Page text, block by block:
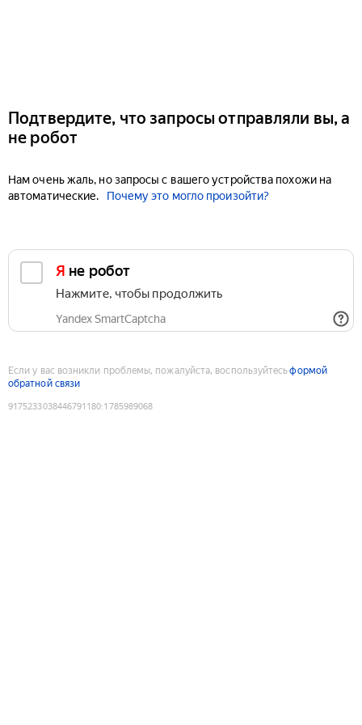
Подтвердите, что запросы отправляли вы, а
не робот
Нам очень жаль, но запросы с вашего устройства похожи на
автоматические.
Почему это могло произойти?
Я не робот
Нажмите, чтобы продолжить
Yandex SmartCaptcha
Если у вас возникли проблемы, пожалуйста, воспользуйтесьформой
обратной связи
9175233038446791180:1785989068